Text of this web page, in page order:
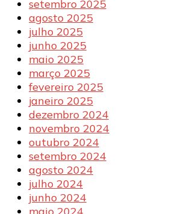
setembro 2025
agosto 2025
julho 2025
junho 2025
maio 2025
março 2025
fevereiro 2025
janeiro 2025
dezembro 2024
novembro 2024
outubro 2024
setembro 2024
agosto 2024
julho 2024
junho 2024
maio 2024